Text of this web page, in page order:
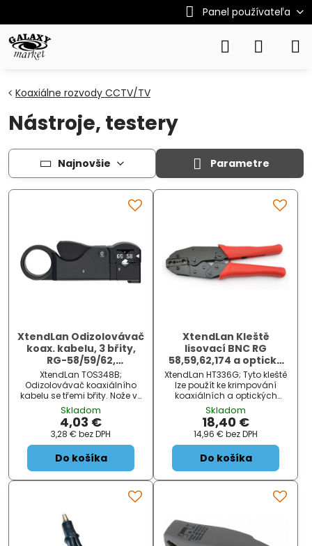
Panel používateľa
Koaxiálne rozvody CCTV/TV
Nástroje, testery
Najnovšie Parametre
XtendLan Odizolovávač
koax. kabelu, 3 břity,
RG-58/59/62,
odizolování ve
vzdálenostech 4mm a
8 mm
XtendLan TOS348B;
Odizolovávač koaxiálního
kabelu se třemi břity. Nože ve
vzdálenostech od sebe na 4
mm a 8 mm. V jednom kroku
tak ořeže z vnějšího pláště 12
mm, nechá opletení v délce 8
mm a vnitřní dielektrikum v...
Skladom
4,03 €
3,28 € bez DPH
Do košíka
XtendLan Kleště
lisovací BNC RG
58,59,62,174 a optické
konektory
XtendLan HT336G; Tyto kleště
lze použít ke krimpování
koaxiálních a optických
konektorů. Jsou vyrobeny z
kvalitního materiálu, který
zajišťuje jejich dlouhou
životnost a spolehlivost. Jsou
odolné a díky pohodlné
ruko...
Skladom
18,40 €
14,96 € bez DPH
Do košíka